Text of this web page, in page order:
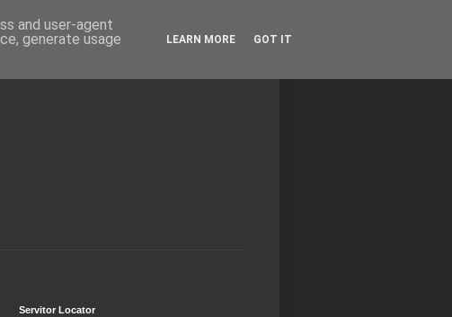
Servitor Locator
and user-agent
generate usage
LEARN MORE GOT IT